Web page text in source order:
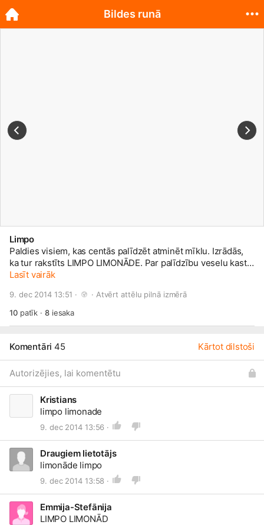
Limpo
Paldies visiem, kas centās palīdzēt atminēt mīklu. Izrādās,
ka tur rakstīts LIMPO LIMONĀDE. Par palīdzību veselu kasti
ar Limpo limonādi dāvināšu Ivars Kurpnieks! Lai saņemtu
Lasīt vairāk
9. dec 2014 13:51 · · Atvērt attēlu pilnā izmērā
10patīk · 8iesaka
Komentāri 45 Kārtot dilstoši
Autorizējies, lai komentētu
Kristians
limpo limonade
9. dec 2014 13:56 ·
Draugiem lietotājs
limonāde limpo
9. dec 2014 13:58 ·
Emmija-Stefānija
LIMPO LIMONĀD
Bildes runā